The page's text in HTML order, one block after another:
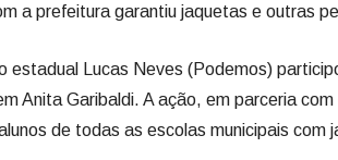
a prefeitura garantiu jaquetas e outras
estadual Lucas Neves (Podemos)
Anita Garibaldi. A ação, em parceria
de todas as escolas municipais com